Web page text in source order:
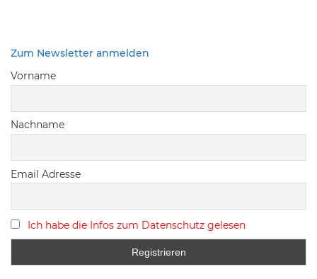
Zum Newsletter anmelden
Vorname
Nachname
Email Adresse
Ich habe die Infos zum Datenschutz gelesen